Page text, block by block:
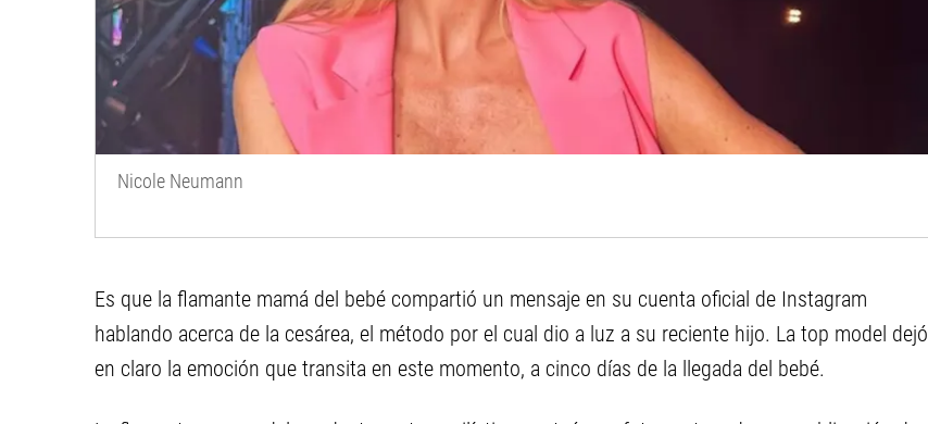
Nicole Neumann
Es que la flamante mamá del bebé compartió un mensaje en su cuenta oficial de Instagram
hablando acerca de la cesárea, el método por el cual dio a luz a su reciente hijo. La top model dejó
en claro la emoción que transita en este momento, a cinco días de la llegada del bebé.